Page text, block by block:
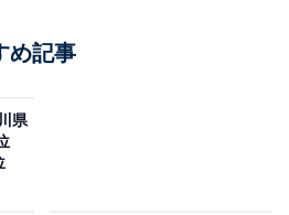
空と風を感じながら、寄り道
備がきれい。見晴らしデッキ
を楽しむための施設”もあるの
め記事
県